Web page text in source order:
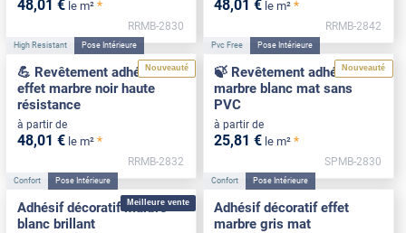
48,01 € le m² *
RRMB-2830
48,01 € le m² *
RRMB-2842
Nouveauté
High Resistant Pose Intérieure
💪 Revêtement adhésif
effet marbre noir haute
résistance
à partir de
48,01 € le m² *
RRMB-2832
Nouveauté
Pvc Free Pose Intérieure
🍃 Revêtement adhésif
marbre blanc mat sans
PVC
à partir de
25,81 € le m² *
SPMB-2830
Meilleure vente
Confort Pose Intérieure
Adhésif décoratif marbre
blanc brillant
Confort Pose Intérieure
Adhésif décoratif effet
marbre gris mat